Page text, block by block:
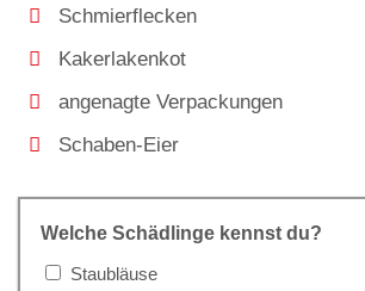
Schmierflecken
Kakerlakenkot
angenagte Verpackungen
Schaben-Eier
Welche Schädlinge kennst du?
Staubläuse